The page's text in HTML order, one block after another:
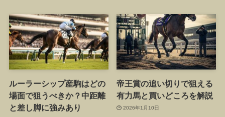
ルーラーシップ産駒はどの
場面で狙うべきか？中距離
と差し脚に強みあり
帝王賞の追い切りで狙える
有力馬と買いどころを解説
2026年1月10日